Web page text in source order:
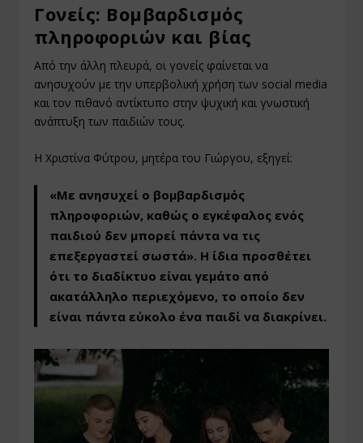
Γονείς: Βομβαρδισμός
πληροφοριών και βίας
Από την άλλη πλευρά, οι γονείς φαίνεται να
ανησυχούν με την υπερβολική χρήση των social media
και τον πιθανό αντίκτυπο στην ψυχική και γνωστική
ανάπτυξη των παιδιών τους.
Η Χριστίνα Φύτρου, μητέρα του Γιώργου, εξηγεί:
«Με ανησυχεί ο βομβαρδισμός
πληροφοριών, καθώς ο εγκέφαλος ενός
παιδιού δεν μπορεί πάντα να τις
επεξεργαστεί σωστά». Η ίδια προσθέτει
ότι το διαδίκτυο είναι γεμάτο από
ακατάλληλο περιεχόμενο, το οποίο δεν
είναι πάντα εύκολο ένα παιδί να διακρίνει.